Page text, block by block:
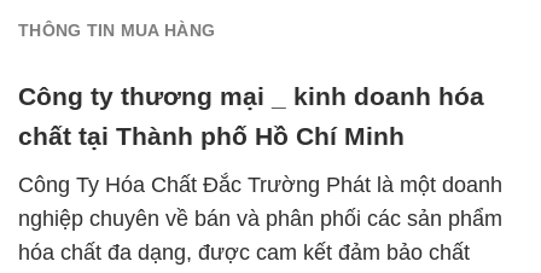
THÔNG TIN MUA HÀNG
Công ty thương mại _ kinh doanh hóa
chất tại Thành phố Hồ Chí Minh
Công Ty Hóa Chất Đắc Trường Phát là một doanh
nghiệp chuyên về bán và phân phối các sản phẩm
hóa chất đa dạng, được cam kết đảm bảo chất